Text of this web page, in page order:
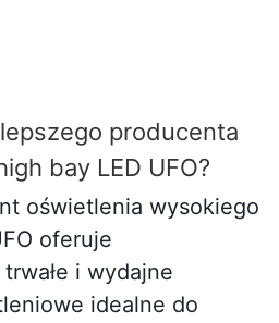
producenta
bay LED UFO?
oświetlenia wysokiego
oferuje
i wydajne
idealne do